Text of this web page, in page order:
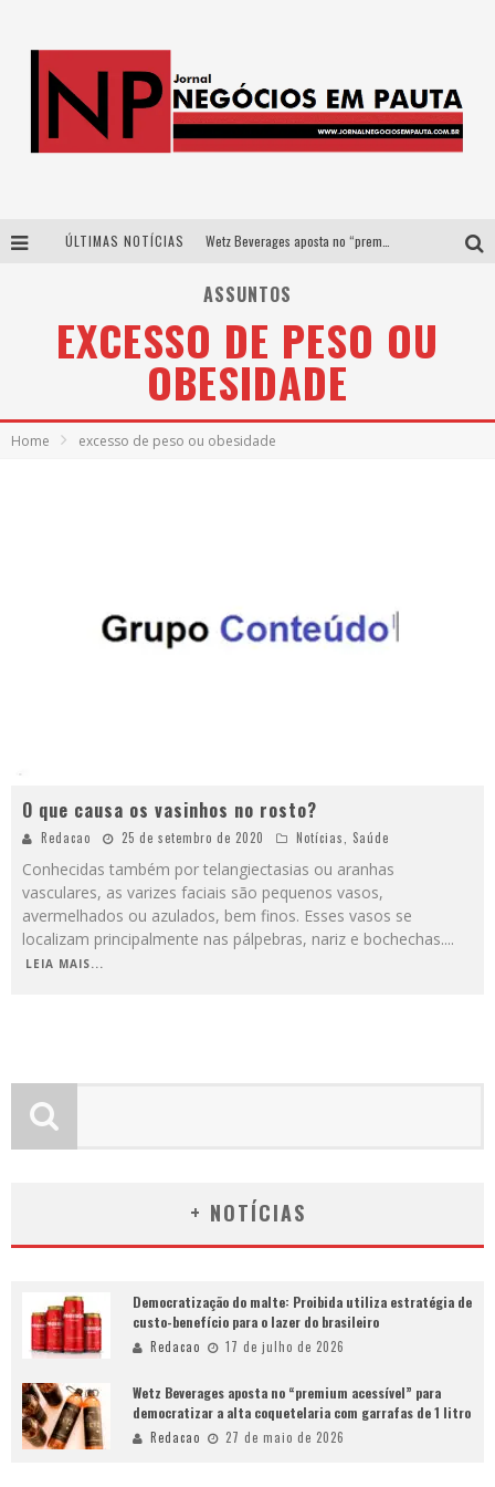
ÚLTIMAS NOTÍCIAS
Como a Cortex seduziu Google, AWS e McDonald’s com IA para o go-to-market
ASSUNTOS
EXCESSO DE PESO OU
OBESIDADE
Home excesso de peso ou obesidade
O que causa os vasinhos no rosto?
Redacao 25 de setembro de 2020 Notícias, Saúde
Conhecidas também por telangiectasias ou aranhas
vasculares, as varizes faciais são pequenos vasos,
avermelhados ou azulados, bem finos. Esses vasos se
localizam principalmente nas pálpebras, nariz e bochechas....
LEIA MAIS...
+ NOTÍCIAS
Democratização do malte: Proibida utiliza estratégia de
custo-benefício para o lazer do brasileiro
Redacao 17 de julho de 2026
Wetz Beverages aposta no “premium acessível” para
democratizar a alta coquetelaria com garrafas de 1 litro
Redacao 27 de maio de 2026